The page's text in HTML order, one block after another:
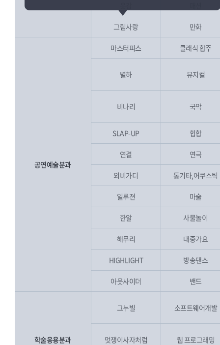
그림사랑 만화
공연예술분과
마스터피스 클래식 합주
별하 뮤지컬
비나리 국악
SLAP-UP 힙합
연결 연극
외비가디 통기타,어쿠스틱
일루젼 마술
한알 사물놀이
해무리 대중가요
HIGHLIGHT 방송댄스
아웃사이더 밴드
학술응용분과
그누빌 소프트웨어개발
멋쟁이사자처럼 웹 프로그래밍